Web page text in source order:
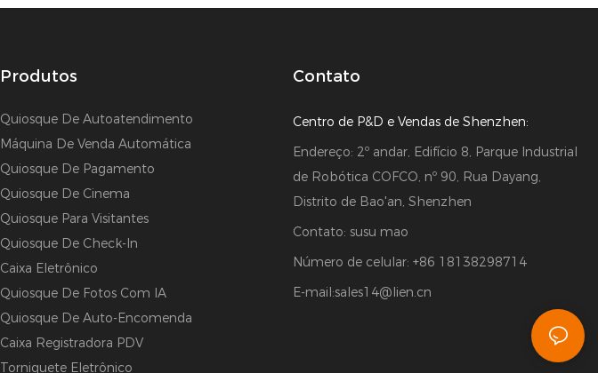
Produtos
Quiosque De Autoatendimento
Máquina De Venda Automática
Quiosque De Pagamento
Quiosque De Cinema
Quiosque Para Visitantes
Quiosque De Check-In
Caixa Eletrônico
Quiosque De Fotos Com IA
Quiosque De Auto-Encomenda
Caixa Registradora PDV
Torniquete Eletrônico
Contato
Centro de P&D e Vendas de Shenzhen:
Endereço: 2º andar, Edifício 8, Parque Industrial
de Robótica COFCO, nº 90, Rua Dayang,
Distrito de Bao'an, Shenzhen
Contato: susu mao
Número de celular: +86 18138298714
E-mail:sales14@lien.cn